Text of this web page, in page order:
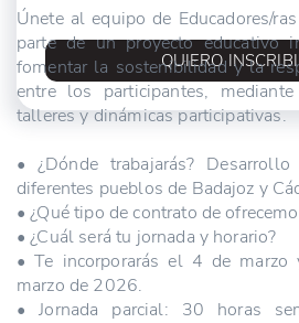
QUIERO
Únete al equipo de Educadores/
parte de un proyecto educativo
fomentar la sostenibilidad y la
entre los participantes, mediante
talleres y dinámicas participativas.
• ¿Dónde trabajarás?
diferentes pueblos de Badajoz y
• ¿Qué tipo de contrato de
• ¿Cuál será tu jornada y horario?
• Te incorporarás el 4 de
marzo de 2026.
• Jornada parcial: 30 horas